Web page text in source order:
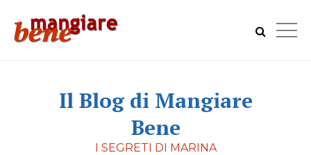
Il Blog di Mangiare
Bene
I SEGRETI DI MARINA